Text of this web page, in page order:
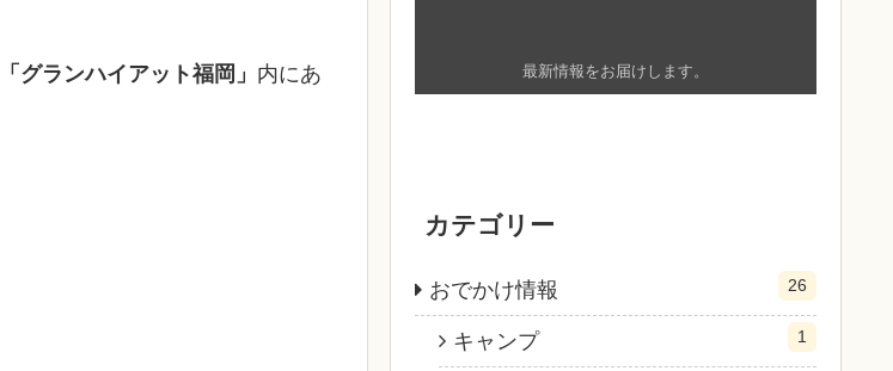
「グランハイアット福岡」 内にあ
最新情報をお届けします。
カテゴリー
おでかけ情報 26
キャンプ 1